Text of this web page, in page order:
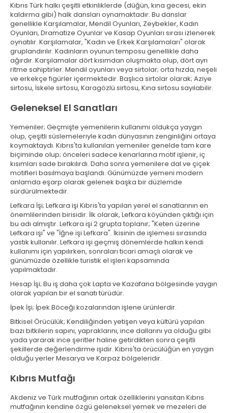
Kıbrıs Türk halkı çeşitli etkinliklerde (düğün, kına gecesi, ekin
kaldırma gibi) halk dansları oynamaktadır. Bu danslar
genellikle Karşılamalar, Mendil Oyunları, Zeybekler, Kadın
Oyunları, Dramatize Oyunlar ve Kasap Oyunları sırası izlenerek
oynatılır. Karşılamalar, "Kadın ve Erkek Karşılamaları" olarak
gruplandırılır. Kadınların oyunun temposu genellikle daha
ağırdır. Karşılamalar dört kısımdan oluşmakta olup, dört ayrı
ritme sahiptirler. Mendil oyunları veya sirtolar; orta hızda, neşeli
ve erkekçe figürler içermektedir. Başlıca sirtolar olarak; Aziye
sirtosu, İskele sirtosu, Karagözlü sirtosu, Kına sirtosu sayılabilir.
Geleneksel El Sanatları
Yemeniler; Geçmişte yemenilerin kullanımı oldukça yaygın
olup, çeşitli süslemeleriyle kadın dünyasının zenginliğini ortaya
koymaktaydı. Kıbrıs'ta kullanılan yemeniler genelde tam kare
biçiminde olup; önceleri sadece kenarlarına motif işlenir, iç
kısımları sade bırakılırdı. Daha sonra yemenilere dal ve çiçek
motifleri basılmaya başlandı. Günümüzde yemeni modern
anlamda eşarp olarak gelenek başka bir düzlemde
sürdürülmektedir.
Lefkara İşi; Lefkara işi Kıbrıs'ta yapılan yerel el sanatlarının en
önemlilerinden birisidir. İlk olarak, Lefkara köyünden çıktığı için
bu adı almıştır. Lefkara işi 2 grupta toplanır; "Keten üzerine
Lefkara işi" ve "İğne işi Lefkara". İkisinin de işlemesi sırasında
yastık kullanılır. Lefkara işi geçmiş dönemlerde halkın kendi
kullanımı için yapılırken, sonraları ticari amaçlı olarak ve
günümüzde özellikle turistik el işleri kapsamında
yapılmaktadır.
Hesap İşi; Bu iş daha çok Lapta ve Kazafana bölgesinde yaygın
olarak yapılan bir el sanatı türüdür.
İpek İşi; İpek Böceği kozalarından işlene ürünlerdir.
Bitkisel Örücülük; Kendiliğinden yetişen veya kültürü yapılan
bazı bitkilerin sapını, yapraklarını, ince dallarını ya olduğu gibi
yada yararak ince şeritler haline getirdikten sonra çeşitli
şekillerde değerlendirme işidir. Kıbrıs'ta örücülüğün en yaygın
olduğu yerler Mesarya ve Karpaz bölgeleridir.
Kıbrıs Mutfağı
Akdeniz ve Türk mutfağının ortak özelliklerini yansıtan Kıbrıs
mutfağının kendine özgü geleneksel yemek ve mezeleri de